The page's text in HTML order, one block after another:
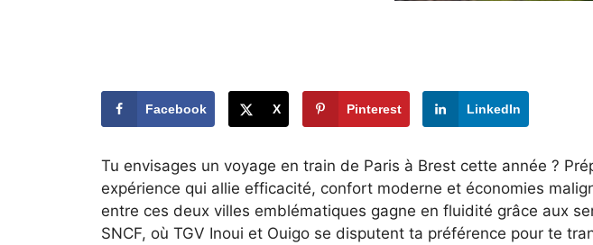
Facebook X Pinterest LinkedIn
Tu envisages un voyage en train de Paris à Brest cette année ?
expérience qui allie efficacité, confort moderne et économies
entre ces deux villes emblématiques gagne en fluidité grâce aux
SNCF, où TGV Inoui et Ouigo se disputent ta préférence pour te